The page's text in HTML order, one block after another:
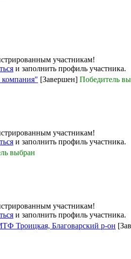
участникам!
и заполнить профиль участника.
[Завершен] Победитель
участникам!
и заполнить профиль участника.
выбран
участникам!
и заполнить профиль участника.
Троицкая, Благоварский р-он